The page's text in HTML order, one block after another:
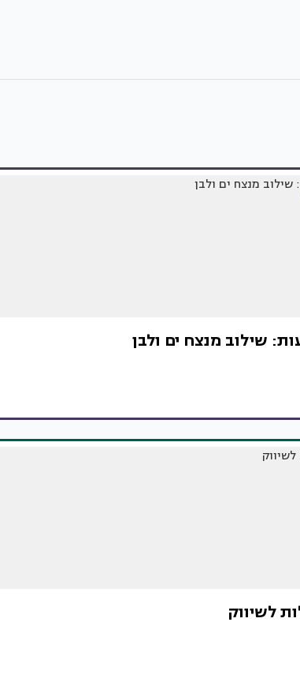
שילוב מנצח ים ולבן
לשיווק